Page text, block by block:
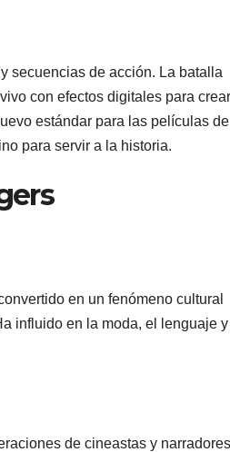
secuencias de acción. La batalla
con efectos digitales para crear
estándar para las películas de
para servir a la historia.
en un fenómeno cultural
influido en la moda, el lenguaje y
de cineastas y